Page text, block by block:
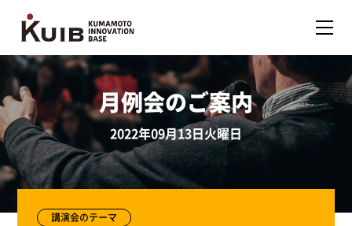
月例会のご案内
2022年09月13日火曜日
講演会のテーマ